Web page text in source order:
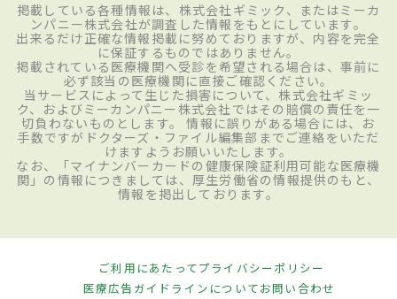
掲載している各種情報は、株式会社ギミック、またはミーカ
ンパニー株式会社が調査した情報をもとにしています。
出来るだけ正確な情報掲載に努めておりますが、内容を完全
に保証するものではありません。
掲載されている医療機関へ受診を希望される場合は、事前に
必ず該当の医療機関に直接ご確認ください。
当サービスによって生じた損害について、株式会社ギミッ
ク、およびミーカンパニー株式会社ではその賠償の責任を一
切負わないものとします。 情報に誤りがある場合には、お
手数ですがドクターズ・ファイル編集部までご連絡をいただ
けますようお願いいたします。
なお、「マイナンバーカードの健康保険証利用可能な医療機
関」の情報につきましては、厚生労働省の情報提供のもと、
情報を掲出しております。
ご利用にあたってプライバシーポリシー
医療広告ガイドラインについてお問い合わせ